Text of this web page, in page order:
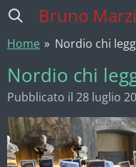
Vai
contenuto
principale
Bruno Marzi
Home » Nordio chi
Nordio chi
Pubblicato il 28 luglio